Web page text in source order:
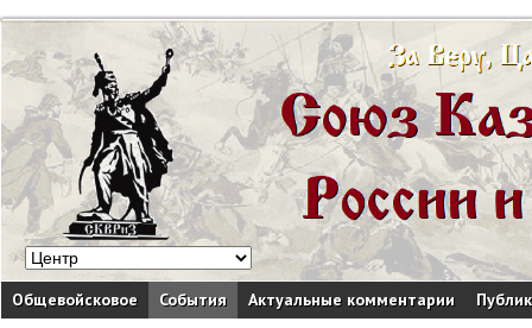
Общевойсковое События Актуальные комментарии